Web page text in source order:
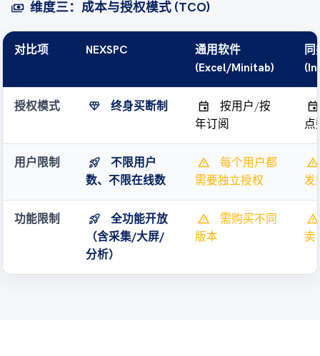
payments 维度三：成本与授权模式 (TCO)
对比项 NEXSPC
通用软件
(Excel/Minitab)
同
授权模式 diamond 终身买断制 event
按用户/按
年订阅
event
点
用户限制 rocket_launch
不限用户
数、不限在线数
warning
每个用户都
需要独立授权
warning
发
功能限制 rocket_launch
全功能开放
（含采集/大屏/
分析）
warning
需购买不同
版本
warning
卖